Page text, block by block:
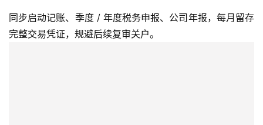
全
球
同步启动记账、季度 / 年度税务申报、公司年报，每月留存
完整交易凭证，规避后续复审关户。